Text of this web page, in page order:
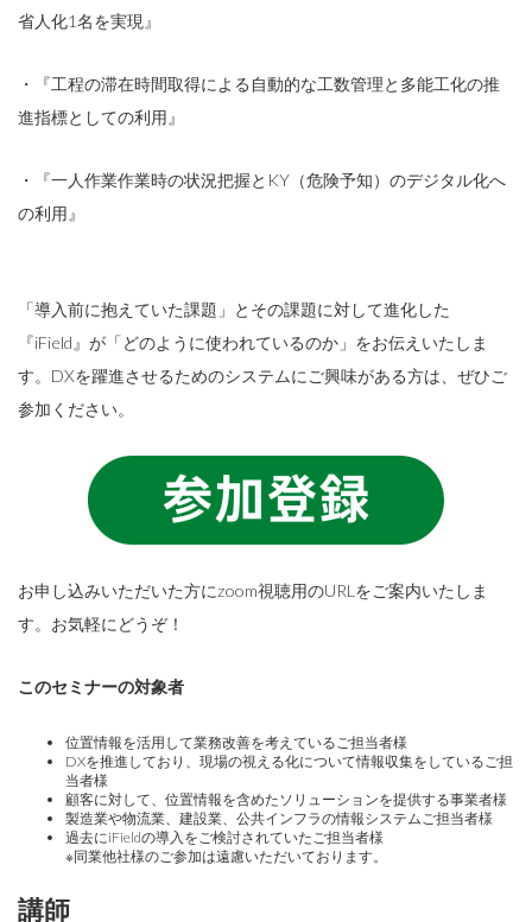
省人化1名を実現』
・『工程の滞在時間取得による自動的な工数管理と多能工化の推
進指標としての利用』
・『一人作業作業時の状況把握とKY（危険予知）のデジタル化へ
の利用』
「導入前に抱えていた課題」とその課題に対して進化した
『iField』が「どのように使われているのか」をお伝えいたしま
す。DXを躍進させるためのシステムにご興味がある方は、ぜひご
参加ください。
お申し込みいただいた方にzoom視聴用のURLをご案内いたしま
す。お気軽にどうぞ！
このセミナーの対象者
位置情報を活用して業務改善を考えているご担当者様
DXを推進しており、現場の視える化について情報収集をしているご担
当者様
顧客に対して、位置情報を含めたソリューションを提供する事業者様
製造業や物流業、建設業、公共インフラの情報システムご担当者様
過去にiFieldの導入をご検討されていたご担当者様
※同業他社様のご参加は遠慮いただいております。
講師